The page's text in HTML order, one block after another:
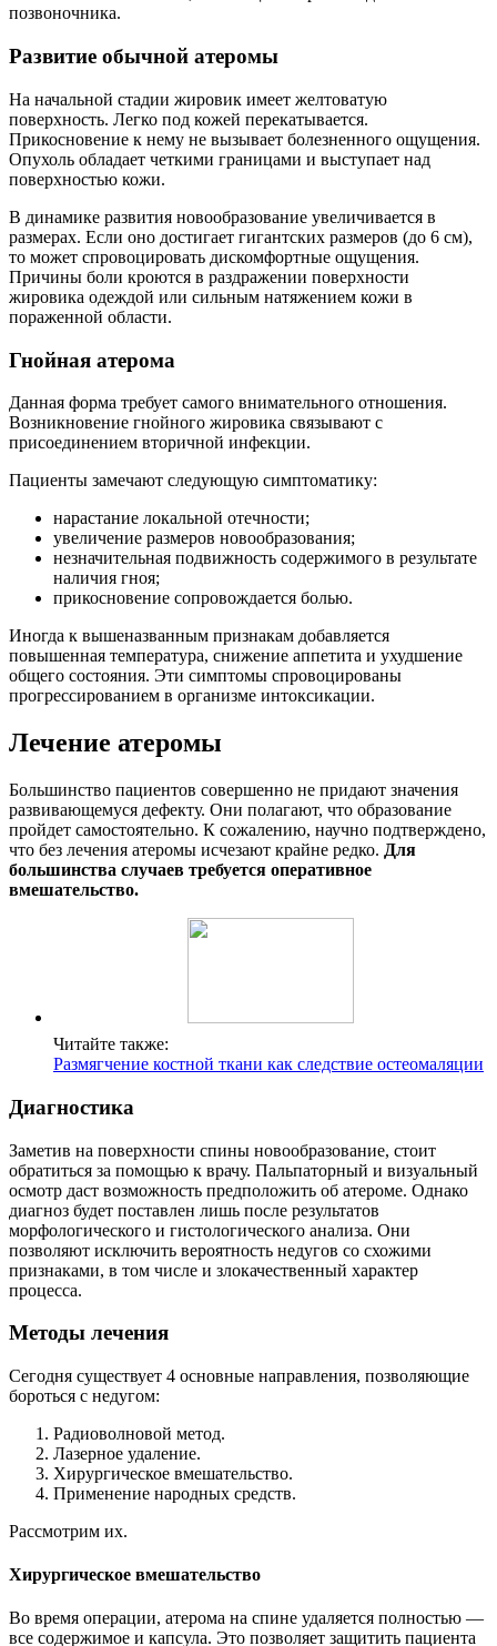
позвоночника.
Развитие обычной атеромы
На начальной стадии жировик имеет желтоватую
поверхность. Легко под кожей перекатывается.
Прикосновение к нему не вызывает болезненного ощущения.
Опухоль обладает четкими границами и выступает над
поверхностью кожи.
В динамике развития новообразование увеличивается в
размерах. Если оно достигает гигантских размеров (до 6 см),
то может спровоцировать дискомфортные ощущения.
Причины боли кроются в раздражении поверхности
жировика одеждой или сильным натяжением кожи в
пораженной области.
Гнойная атерома
Данная форма требует самого внимательного отношения.
Возникновение гнойного жировика связывают с
присоединением вторичной инфекции.
Пациенты замечают следующую симптоматику:
нарастание локальной отечности;
увеличение размеров новообразования;
незначительная подвижность содержимого в результате
наличия гноя;
прикосновение сопровождается болью.
Иногда к вышеназванным признакам добавляется
повышенная температура, снижение аппетита и ухудшение
общего состояния. Эти симптомы спровоцированы
прогрессированием в организме интоксикации.
Лечение атеромы
Большинство пациентов совершенно не придают значения
развивающемуся дефекту. Они полагают, что образование
пройдет самостоятельно. К сожалению, научно подтверждено,
что без лечения атеромы исчезают крайне редко. Для
большинства случаев требуется оперативное
вмешательство.
Читайте также:
Размягчение костной ткани как следствие остеомаляции
Диагностика
Заметив на поверхности спины новообразование, стоит
обратиться за помощью к врачу. Пальпаторный и визуальный
осмотр даст возможность предположить об атероме. Однако
диагноз будет поставлен лишь после результатов
морфологического и гистологического анализа. Они
позволяют исключить вероятность недугов со схожими
признаками, в том числе и злокачественный характер
процесса.
Методы лечения
Сегодня существует 4 основные направления, позволяющие
бороться с недугом:
Радиоволновой метод.
Лазерное удаление.
Хирургическое вмешательство.
Применение народных средств.
Рассмотрим их.
Хирургическое вмешательство
Во время операции, атерома на спине удаляется полностью —
все содержимое и капсула. Это позволяет защитить пациента